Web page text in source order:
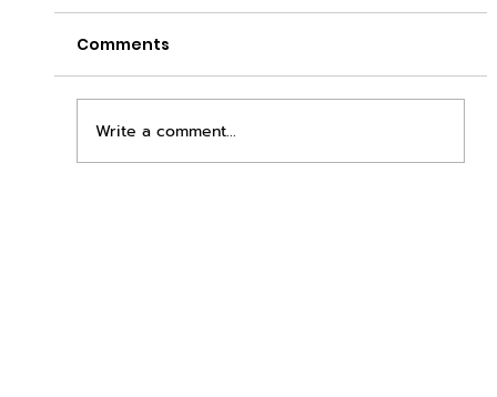
Comments
Write a comment...